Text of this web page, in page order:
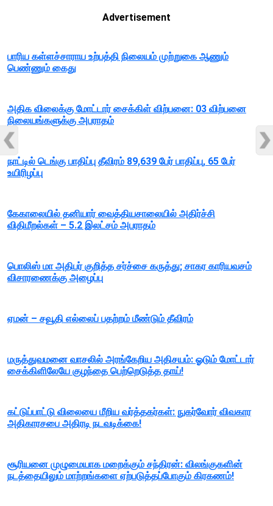
Advertisement
பாரிய கள்ளச்சாராய உற்பத்தி நிலையம் முற்றுகை ஆணும்
பெண்ணும் கைது
அதிக விலைக்கு மோட்டார் சைக்கிள் விற்பனை: 03 விற்பனை
நிலையங்களுக்கு அபராதம்
நாட்டில் டெங்கு பாதிப்பு தீவிரம் 89,639 பேர் பாதிப்பு, 65 பேர்
உயிரிழப்பு
கேகாலையில் தனியார் வைத்தியசாலையில் அதிர்ச்சி
விதிமீறல்கள் – 5.2 இலட்சம் அபராதம்
பொலிஸ் மா அதிபர் குறித்த சர்ச்சை கருத்து; சாகர காரியவசம்
விசாரணைக்கு அழைப்பு
ஏமன் – சவூதி எல்லைப் பதற்றம் மீண்டும் தீவிரம்
மருத்துவமனை வாசலில் அரங்கேறிய அதிசயம்: ஓடும் மோட்டார்
சைக்கிளிலேயே குழந்தை பெற்றெடுத்த தாய்!
கட்டுப்பாட்டு விலையை மீறிய வர்த்தகர்கள்: நுகர்வோர் விவகார
அதிகாரசபை அதிரடி நடவடிக்கை!
சூரியனை முழுமையாக மறைக்கும் சந்திரன்: விலங்குகளின்
நடத்தையிலும் மாற்றங்களை ஏற்படுத்தப்போகும் கிரகணம்!